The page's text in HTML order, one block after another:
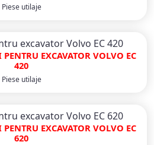
Piese utilaje
EXCAVATOR VOLVO EC
420
Piese utilaje
EXCAVATOR VOLVO EC
620